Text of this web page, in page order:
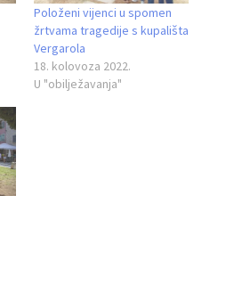
Položeni vijenci u spomen
žrtvama tragedije s kupališta
Vergarola
18. kolovoza 2022.
U "obilježavanja"